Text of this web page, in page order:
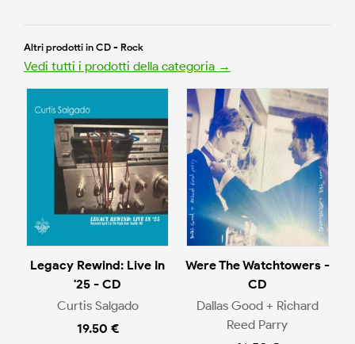
Altri prodotti in CD - Rock
Vedi tutti i prodotti della categoria →
Legacy Rewind: Live In
'25 - CD
Curtis Salgado
19.50 €
Were The Watchtowers -
CD
Dallas Good + Richard
Reed Parry